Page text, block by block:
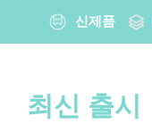
신제품
최신 출시